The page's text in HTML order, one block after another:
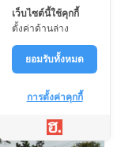
เว็บไซต์นี้ใช้คุกกี้
ตั้งค่าด้านล่าง
ยอมรับทั้งหมด
การตั้งค่าคุกกี้